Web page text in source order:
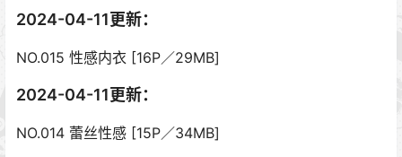
2024-04-11更新：
NO.015 性感内衣 [16P／29MB]
2024-04-11更新：
NO.014 蕾丝性感 [15P／34MB]